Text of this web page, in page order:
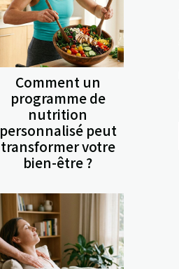
Comment un
programme de
nutrition
personnalisé peut
transformer votre
bien-être ?